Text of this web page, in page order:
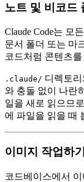
노트 및 비코드
Claude Code는 모
문서 폴더 또는 마
코드처럼 콘텐츠
.claude/ 디렉토리
와 충돌 없이 나란
일을 새로 읽으므
에 파일을 읽을 때
이미지 작업하기
코드베이스에서